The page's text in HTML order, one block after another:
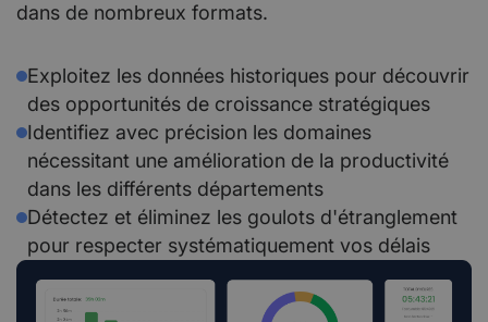
dans de nombreux formats.
Exploitez les données historiques pour découvrir
des opportunités de croissance stratégiques
Identifiez avec précision les domaines
nécessitant une amélioration de la productivité
dans les différents départements
Détectez et éliminez les goulots d'étranglement
pour respecter systématiquement vos délais